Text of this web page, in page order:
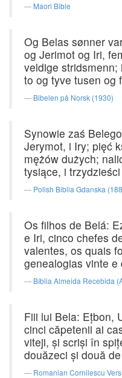
Maori Bible
Og Belas sønner
og Jerimot og Iri,
veldige
to og tyve tusen og
Bibelen på Norsk (1930)
Synowie zaś
Jerymot, i Iry; pięć
mężów dużych;
tysiące, i
Polish Biblia Gdanska
Os filhos de Belá:
e Iri, cinco chefes
valentes, os quais
genealogias vinte e
Bíblia Almeida Recebida
Fiii lui Bela: Eţbon,
cinci căpetenii ai
viteji, şi scrişi în
douăzeci şi două
Romanian Cornilescu